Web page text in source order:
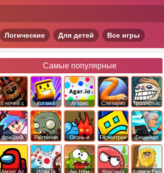
Логические Для детей Все игры
Самые популярные
5 ночей с
фредди
Когама Агарио Слизарио
Троллфейс
квест
Фрайдей
Найт
Фанкин
Растения
против
Зомби
Огонь и
Вода
Геометрия
Даш
Бешеная
бабка
сбежала из
психушки
Амонг Ас Игры Io Ам Ням
Красный
Адам и Ева